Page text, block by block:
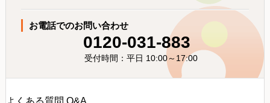
お電話でのお問い合わせ
0120-031-883
受付時間：平日 10:00～17:00
よくある質問 Q&A